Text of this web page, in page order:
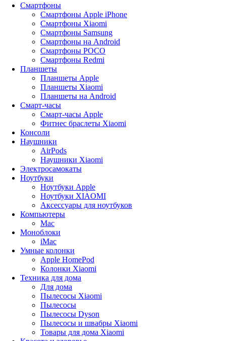
Смартфоны
Смартфоны Apple iPhone
Смартфоны Хiaomi
Смартфоны Samsung
Смартфоны на Android
Смартфоны POCO
Смартфоны Redmi
Планшеты
Планшеты Apple
Планшеты Xiaomi
Планшеты на Android
Смарт-часы
Смарт-часы Apple
Фитнес браслеты Xiaomi
Консоли
Наушники
AirPods
Наушники Xiaomi
Электросамокаты
Ноутбуки
Ноутбуки Apple
Ноутбуки XIAOMI
Аксессуары для ноутбуков
Компьютеры
Mac
Моноблоки
iMac
Умные колонки
Apple HomePod
Колонки Xiaomi
Техника для дома
Для дома
Пылесосы Xiaomi
Пылесосы
Пылесосы Dyson
Пылесосы и швабры Xiaomi
Товары для дома Xiaomi